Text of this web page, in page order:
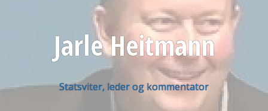
Jarle Heitmann
Statsviter, leder og kommentator